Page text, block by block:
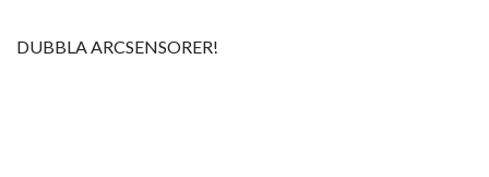
DUBBLA ARCSENSORER!